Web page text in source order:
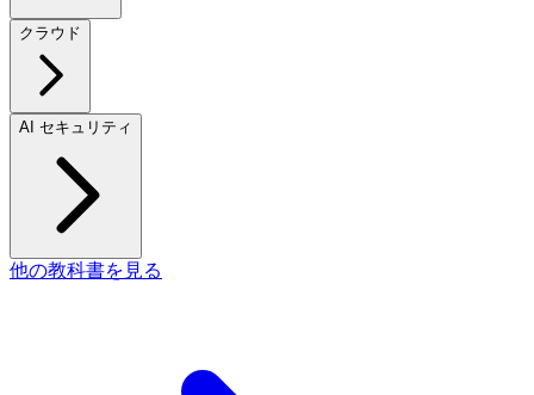
クラウド
AI セキュリティ
他の教科書を見る